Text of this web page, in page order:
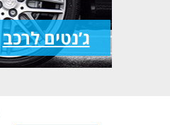
ג’נטים לרכב